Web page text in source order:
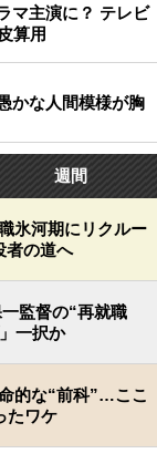
マ主演に？ テレビ
算用
かな人間模様が胸
週間
氷河期にリクルー
者の道へ
監督の“再就職
一択か
的な“前科”…ここ
たワケ